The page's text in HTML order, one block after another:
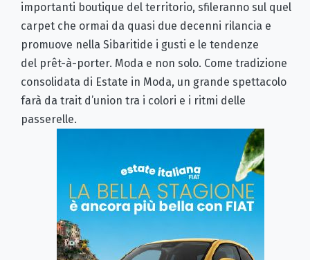
importanti boutique del territorio, sfileranno sul quel
carpet che ormai da quasi due decenni rilancia e
promuove nella Sibaritide i gusti e le tendenze
del prêt-à-porter. Moda e non solo. Come tradizione
consolidata di Estate in Moda, un grande spettacolo
farà da trait d’union tra i colori e i ritmi delle
passerelle.